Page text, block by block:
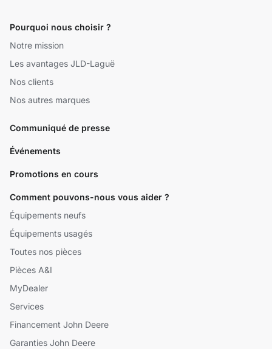
Pourquoi nous choisir ?
Notre mission
Les avantages JLD-Laguë
Nos clients
Nos autres marques
Communiqué de presse
Événements
Promotions en cours
Comment pouvons-nous vous aider ?
Équipements neufs
Équipements usagés
Toutes nos pièces
Pièces A&I
MyDealer
Services
Financement John Deere
Garanties John Deere